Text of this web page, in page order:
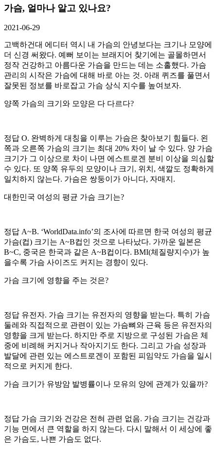
가슴, 얼마나 알고 있나요?
2021-06-29
고백하건대 에디터 역시 내 가슴의 안녕보다는 크기나 모양에
더 신경 써왔다. 예뻐 보이는 브래지어 찾기에는 골몰하면서
정작 건강하고 아름다운 가슴을 만드는 데는 소홀했다. 가슴
관리의 시작은 가슴에 대해 바로 아는 것. 아래 퀴즈를 풀면서
잘못된 정보를 바로잡고 가슴 상식 지수를 높여보자.
양쪽 가슴의 크기와 모양은 다 다르다?
정답 O. 완벽하게 대칭을 이루는 가슴은 찾아보기 힘들다. 왼
쪽과 오른쪽 가슴의 크기는 최대 20% 차이 날 수 있다. 양 가슴
크기가 그 이상으로 차이 나면 에스트로겐 분비 이상을 의심할
수 있다. 또 양쪽 유두의 모양이나 크기, 위치, 색깔도 정확하게
일치하지 않는다. 가슴은 쌍둥이가 아니다, 자매지.
대한민국 여성의 평균 가슴 크기는?
정답 A~B. ‘WorldData.info’의 조사에 따르면 한국 여성의 평균
가슴(컵) 크기는 A~B컵인 것으로 나타났다. 가까운 일본은
B~C, 중국은 한국과 같은 A~B컵이다. BMI(체질량지수)가 높
을수록 가슴 사이즈도 커지는 경향이 있다.
가슴 크기에 영향을 주는 것은?
정답 유전자. 가슴 크기는 유전자의 영향을 받는다. 특히 가슴
둘레와 직접적으로 관련이 있는 가슴뼈와 근육 등은 유전자의
영향을 크게 받는다. 하지만 주로 지방으로 구성된 가슴은 체
중에 비례해 커지거나 작아지기도 한다. 그리고 가슴 성장과
발달에 관련 있는 에스트로겐이 포함된 피임약도 가슴을 일시
적으로 커지게 한다.
가슴 크기가 유방암 발병률이나 모유의 양에 관계가 있을까?
정답 가슴 크기와 건강은 전혀 관련 없음. 가슴 크기는 건강과
기능 면에서 큰 역할을 하지 않는다. 다시 말해서 이 세상에 좋
은 가슴도, 나쁜 가슴도 없다.